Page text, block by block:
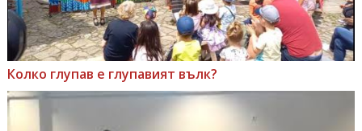
Колко глупав е глупавият вълк?